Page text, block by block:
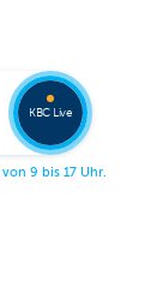
von 9 bis 17 Uhr.
KBC Live